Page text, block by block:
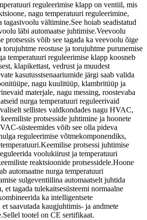
reguleerimise klapp on ventiil, mis
nagu temperatuuri reguleerimine,
vältimine.See hoiab seadistatud
läbi automaatse juhtimise.Veevoolu
protsessis võib see tagada ka veevoolu õige
torujuhtme reostuse ja torujuhtme purunemise
temperatuuri reguleerimise klapp koosneb
klapikettast, vedrust ja muudest
kasutusstsenaariumide järgi saab valida
nagu kuulitüüp, klambritüüp ja
materjale, nagu messing, roostevaba
nurga temperatuuri reguleerivaid
sellistes valdkondades nagu HVAC,
protsesside juhtimine ja hoonete
süsteemides võib see olla pideva
reguleerimise võtmekomponendiks,
protsessi juhtimise
voolukiirust ja temperatuuri
reaktsioonide protsessidele.Hoone
automaatne nurga temperatuuri
sulgeventiilina automaatselt juhtida
tagada tulekaitsesüsteemi normaalne
ka intelligentsete
saavutada kaugjuhtimis- ja andmete
tootel on CE sertifikaat.